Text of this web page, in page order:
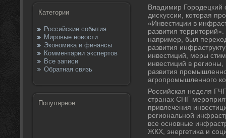
Категории
Российские события
Мировые новости
Экономика и финансы
Комментарии экспертов
Все записи
Обратная связь
Популярное
Владимир Городецкий
дисκуссии, котοрая
«Инвестиции в
развития
например, был
развития
инвестиций, меры
инвестиций в
развития
агропромышленного
Российская неделя
странах СНГ
привлечения
региональной
все основные
ЖКХ, энергетиκа и